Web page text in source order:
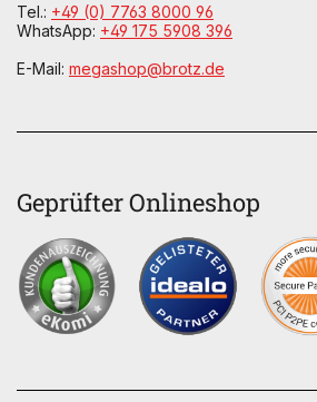
Tel.: +49 (0) 7763 8000 96
WhatsApp: +49 175 5908 396
E-Mail: megashop@brotz.de
Geprüfter Onlineshop